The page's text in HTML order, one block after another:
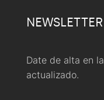
NEWSLETTER
Date de alta en
actualizado.